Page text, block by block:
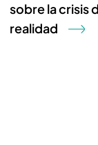
sobre la crisis
realidad